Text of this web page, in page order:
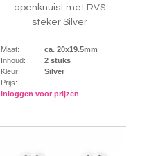
apenknuist met RVS
steker Silver
Maat:
ca. 20x19.5mm
Inhoud:
2 stuks
Kleur:
Silver
Prijs:
Inloggen voor prijzen